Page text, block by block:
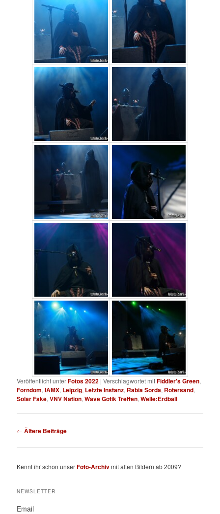
Veröffentlicht unterFotos 2022 |Verschlagwortet mitFiddler's Green,
Forndom,IAMX, Leipzig, Letzte Instanz, Rabia Sorda, Rotersand,
Solar Fake,VNV Nation,Wave Gotik Treffen,Welle:Erdball
Beitragsnavigation
← Ältere Beiträge
Kennt ihr schon unserFoto-Archivmit alten Bildern ab 2009?
NEWSLETTER
Email